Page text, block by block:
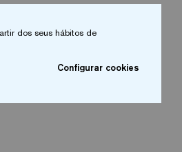
dos seus hábitos de
Configurar cookies